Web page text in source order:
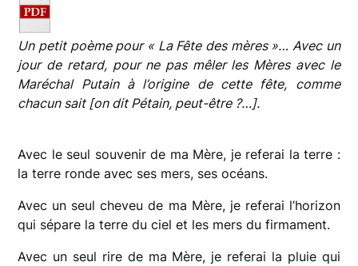
Un petit poème pour « La Fête des mères »… Avec un
jour de retard, pour ne pas mêler les Mères avec le
Maréchal Putain à l’origine de cette fête, comme
chacun sait [on dit Pétain, peut-être ?…].
Avec le seul souvenir de ma Mère, je referai la terre :
la terre ronde avec ses mers, ses océans.
Avec un seul cheveu de ma Mère, je referai l’horizon
qui sépare la terre du ciel et les mers du firmament.
Avec un seul rire de ma Mère, je referai la pluie qui